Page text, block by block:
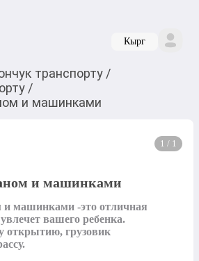
Кырг
транспорту /
/
и машинками
1 / 1
и машинками
и машинками -это отличная
вашего ребенка.
открытию, грузовик